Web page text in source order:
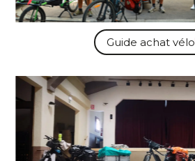
Guide achat vélo